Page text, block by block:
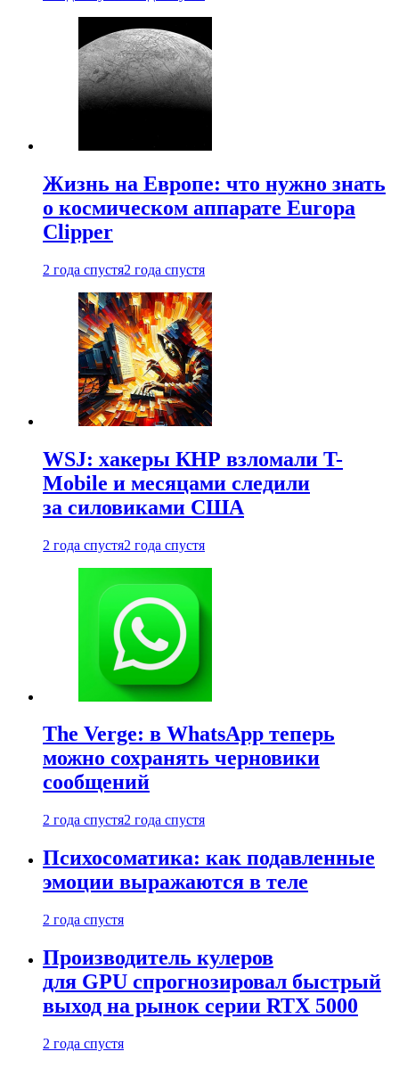
Жизнь на Европе: что нужно знать
о космическом аппарате Europa
Clipper
2 года спустя2 года спустя
WSJ: хакеры КНР взломали T-
Mobile и месяцами следили
за силовиками США
2 года спустя2 года спустя
The Verge: в WhatsApp теперь
можно сохранять черновики
сообщений
2 года спустя2 года спустя
Психосоматика: как подавленные
эмоции выражаются в теле
2 года спустя
Производитель кулеров
для GPU спрогнозировал быстрый
выход на рынок серии RTX 5000
2 года спустя